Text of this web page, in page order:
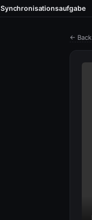
Synchronisationsaufgabe
←